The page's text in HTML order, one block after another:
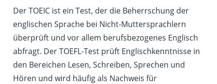
Der TOEIC ist ein Test, der die Beherrschung der
englischen Sprache bei Nicht-Muttersprachlern
überprüft und vor allem berufsbezogenes Englisch
abfragt. Der TOEFL-Test prüft Englischkenntnisse in
den Bereichen Lesen, Schreiben, Sprechen und
Hören und wird häufig als Nachweis für